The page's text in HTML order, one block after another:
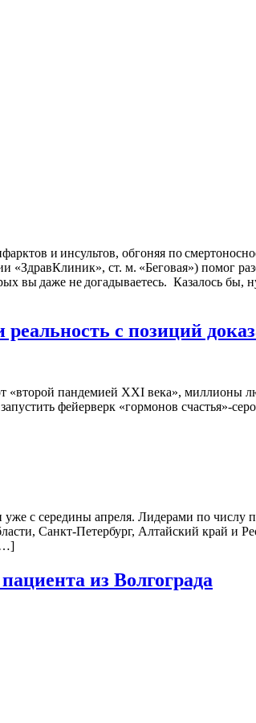
и инсультов, обгоняя по
«ЗдравКлиник», ст. м. «Беговая») помог
вы даже не догадываетесь. Казалось
с позиций
«второй пандемией XXI века»,
фейерверк «гормонов
с середины апреля. Лидерами по
Санкт-Петербург, Алтайский край и
из Волгограда